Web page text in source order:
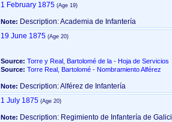
1 February 1875
Note: Description: Academia de Infantería
19 June 1875
Source: Torre y Real, Bartolomé de la - Hoja de Servicios
Source: Torre Real, Bartolomé - Nombramiento Alférez
Note: Description: Alférez de Infantería
1 July 1875
Note: Description: Regimiento de Infantería de